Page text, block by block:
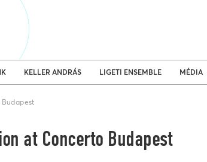
KELLER ANDRÁS LIGETI ENSEMBLE MÉDIA
at Concerto Budapest